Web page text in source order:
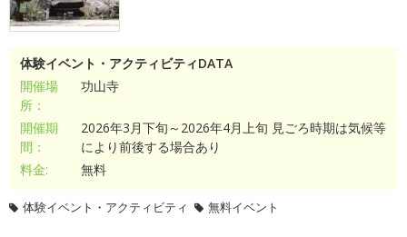
体験イベント・アクティビティDATA
開催場
所：
功山寺
開催期
間：
2026年3月下旬～2026年4月上旬 見ごろ時期は気候等
により前後する場合あり
料金:
無料
体験イベント・アクティビティ 無料イベント